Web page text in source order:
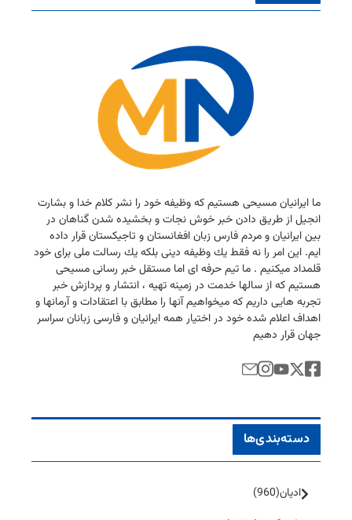
ما ایرانیان مسیحی هستیم كه وظیفه خود را نشر كلام خدا و بشارت
انجیل از طریق دادن خبر خوش نجات و بخشیده شدن گناهان در
بین ایرانیان و مردم فارس زبان افغانستان و تاجیكستان قرار داده
ایم. این امر را نه فقط یك وظیفه دینی بلكه یك رسالت ملی برای خود
قلمداد میكنیم . ما تیم حرفه ای اما مستقل خبر رسانی مسیحی
هستیم كه از سالها خدمت در زمینه تهیه ، انتشار و پردازش خبر
تجربه هایی داریم كه میخواهیم آنها را مطابق با اعتقادات و آرمانها و
اهداف اعلام شده خود در اختیار همه ایرانیان و فارسی زبانان سراسر
جهان قرار دهیم
دسته‌بندی‌ها
ادیان(960)